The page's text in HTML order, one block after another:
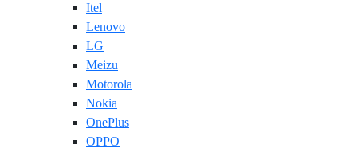
Itel
Lenovo
LG
Meizu
Motorola
Nokia
OnePlus
OPPO